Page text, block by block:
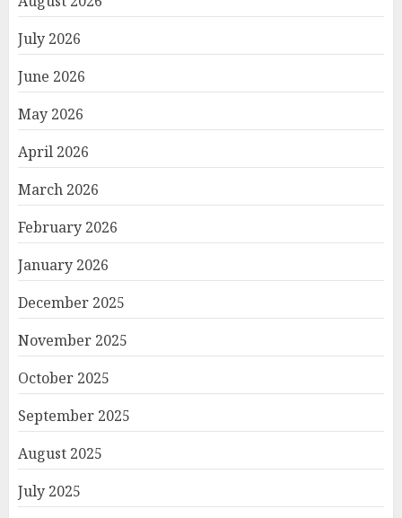
July 2026
June 2026
May 2026
April 2026
March 2026
February 2026
January 2026
December 2025
November 2025
October 2025
September 2025
August 2025
July 2025